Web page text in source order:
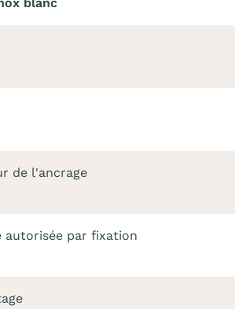
de l'ancrage
autorisée par fixation